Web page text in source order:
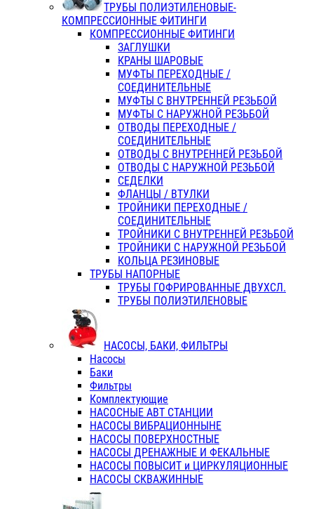
ТРУБЫ ПОЛИЭТИЛЕНОВЫЕ-
КОМПРЕССИОННЫЕ ФИТИНГИ
КОМПРЕССИОННЫЕ ФИТИНГИ
ЗАГЛУШКИ
КРАНЫ ШАРОВЫЕ
МУФТЫ ПЕРЕХОДНЫЕ /
СОЕДИНИТЕЛЬНЫЕ
МУФТЫ С ВНУТРЕННЕЙ РЕЗЬБОЙ
МУФТЫ С НАРУЖНОЙ РЕЗЬБОЙ
ОТВОДЫ ПЕРЕХОДНЫЕ /
СОЕДИНИТЕЛЬНЫЕ
ОТВОДЫ С ВНУТРЕННЕЙ РЕЗЬБОЙ
ОТВОДЫ С НАРУЖНОЙ РЕЗЬБОЙ
СЕДЕЛКИ
ФЛАНЦЫ / ВТУЛКИ
ТРОЙНИКИ ПЕРЕХОДНЫЕ /
СОЕДИНИТЕЛЬНЫЕ
ТРОЙНИКИ С ВНУТРЕННЕЙ РЕЗЬБОЙ
ТРОЙНИКИ С НАРУЖНОЙ РЕЗЬБОЙ
КОЛЬЦА РЕЗИНОВЫЕ
ТРУБЫ НАПОРНЫЕ
ТРУБЫ ГОФРИРОВАННЫЕ ДВУХСЛ.
ТРУБЫ ПОЛИЭТИЛЕНОВЫЕ
НАСОСЫ, БАКИ, ФИЛЬТРЫ
Насосы
Баки
Фильтры
Комплектующие
НАСОСНЫЕ АВТ СТАНЦИИ
НАСОСЫ ВИБРАЦИОННЫНЕ
НАСОСЫ ПОВЕРХНОСТНЫЕ
НАСОСЫ ДРЕНАЖНЫЕ И ФЕКАЛЬНЫЕ
НАСОСЫ ПОВЫСИТ и ЦИРКУЛЯЦИОННЫЕ
НАСОСЫ СКВАЖИННЫЕ